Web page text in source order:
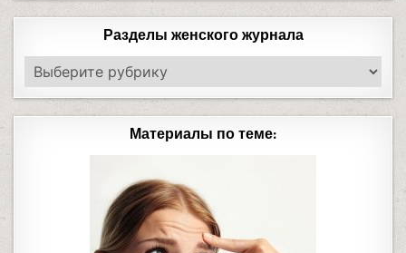
Разделы женского журнала
Материалы по теме: